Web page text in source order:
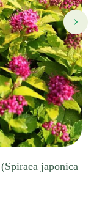
japonica